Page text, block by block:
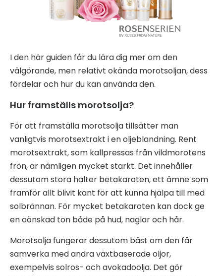
I den här guiden får du lära dig mer om den
välgörande, men relativt okända morotsoljan, dess
fördelar och hur du kan använda den.
Hur framställs morotsolja?
För att framställa morotsolja tillsätter man
vanligtvis morotsextrakt i en oljeblandning. Rent
morotsextrakt, som kallpressas från vildmorotens
frön, är nämligen mycket starkt. Det innehåller
dessutom stora halter betakaroten, ett ämne som
framför allt blivit känt för att kunna hjälpa till med
solbrännan. För mycket betakaroten kan dock ge
en oönskad ton både på hud, naglar och hår.
Morotsolja fungerar dessutom bäst om den får
samverka med andra växtbaserade oljor,
exempelvis solros- och avokadoolja. Det gör